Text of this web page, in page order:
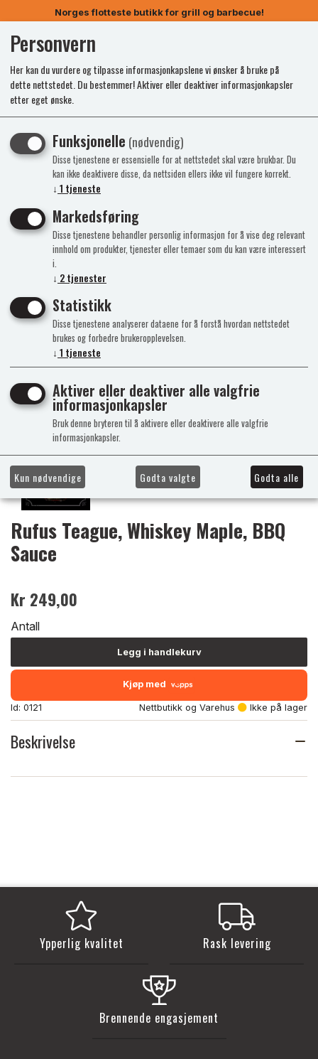
Norges flotteste butikk for grill og barbecue!
Rufus Teague, Whiskey Maple, BBQ
Sauce
Kr 249,00
Antall
Legg i handlekurv
Kjøp med
Id: 0121 Nettbutikk og Varehus Ikke på lager
Beskrivelse
Ypperlig kvalitet Rask levering
Brennende engasjement
Personvern
Her kan du vurdere og tilpasse informasjonkapslene vi ønsker å bruke på
dette nettstedet. Du bestemmer! Aktiver eller deaktiver informasjonkapsler
etter eget ønske.
Funksjonelle (nødvendig)
Disse tjenestene er essensielle for at nettstedet skal være brukbar. Du
kan ikke deaktivere disse, da nettsiden ellers ikke vil fungere korrekt.
↓ 1 tjeneste
Markedsføring
Disse tjenestene behandler personlig informasjon for å vise deg relevant
innhold om produkter, tjenester eller temaer som du kan være interessert
i.
↓ 2tjenester
Statistikk
Disse tjenestene analyserer dataene for å forstå hvordan nettstedet
brukes og forbedre brukeropplevelsen.
↓ 1 tjeneste
Aktiver eller deaktiver alle valgfrie
informasjonkapsler
Bruk denne bryteren til å aktivere eller deaktivere alle valgfrie
informasjonkapsler.
Kun nødvendige Godta valgte Godta alle